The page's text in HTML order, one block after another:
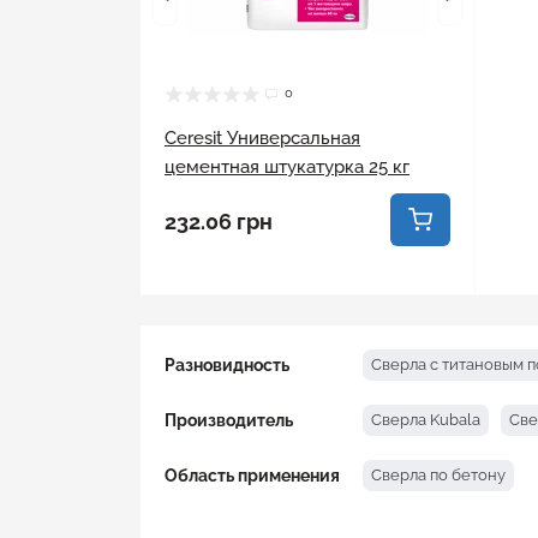
Отвертка
Пилы и ножовки
0
Ceresit Универсальная
цементная штукатурка 25 кг
232.06 грн
Разновидность Сверла с титановым
Производитель Сверла Kubala
Область применения Сверла по бетону